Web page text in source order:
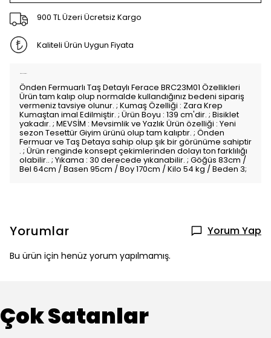
900 TL Üzeri Ücretsiz Kargo
Kaliteli Ürün Uygun Fiyata
Önden Fermuarlı Taş Detaylı Ferace BRC23M01 Özellikleri
Ürün tam kalıp olup normalde kullandığınız bedeni sipariş
vermeniz tavsiye olunur. ; Kumaş Özelliği : Zara Krep
Kumaştan imal Edilmiştir. ; Ürün Boyu : 139 cm'dir. ; Bisiklet
yakadır. ; MEVSİM : Mevsimlik ve Yazlık Ürün özelliği : Yeni
sezon Tesettür Giyim ürünü olup tam kalıptır. ; Önden
Fermuar ve Taş Detaya sahip olup şık bir görünüme sahiptir
. ; Ürün renginde konsept çekimlerinden dolayı ton farklılığı
olabilir.. ; Yıkama : 30 derecede yıkanabilir. ; Göğüs 83cm /
Bel 64cm / Basen 95cm / Boy 170cm / Kilo 54 kg / Beden 3;
Yorumlar Yorum Yap
Bu ürün için henüz yorum yapılmamış.
Çok Satanlar